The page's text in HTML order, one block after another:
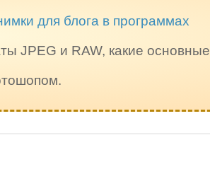
для блога в программах
JPEG и RAW, какие основные